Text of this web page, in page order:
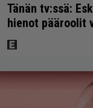
Tänän tv:ssä:
hienot pääroolit